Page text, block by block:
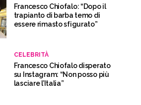
Francesco Chiofalo: “Dopo il
trapianto di barba temo di
essere rimasto sfigurato”
CELEBRITÀ
Francesco Chiofalo disperato
su Instagram: “Non posso più
lasciare l’Italia”